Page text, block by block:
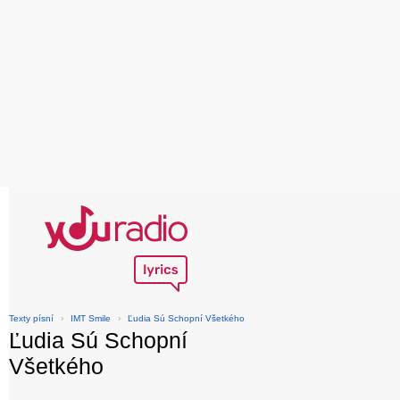
Texty písní › IMT Smile › Ľudia Sú Schopní Všetkého
Ľudia Sú Schopní
Všetkého